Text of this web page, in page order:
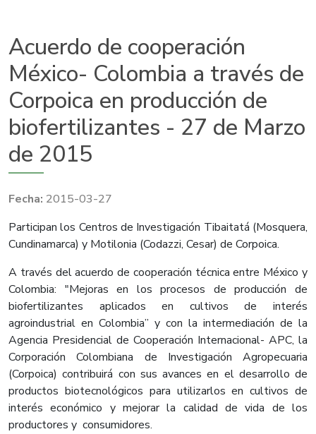
Acuerdo de cooperación
México- Colombia a través de
Corpoica en producción de
biofertilizantes - 27 de Marzo
de 2015
2015-03-27
​Participan los Centros de Investigación Tibaitatá (Mosquera,
Cundinamarca) y Motilonia (Codazzi, Cesar) de Corpoica.
A través del acuerdo de cooperación técnica entre México y
Colombia: "Mejoras en los procesos de producción de
biofertilizantes aplicados en cultivos de interés
agroindustrial en Colombia” y con la intermediación de la
Agencia Presidencial de Cooperación Internacional- APC, la
Corporación Colombiana de Investigación Agropecuaria
(Corpoica) contribuirá con sus avances en el desarrollo de
productos biotecnológicos para utilizarlos en cultivos de
interés económico y mejorar la calidad de vida de los
productores y consumidores.